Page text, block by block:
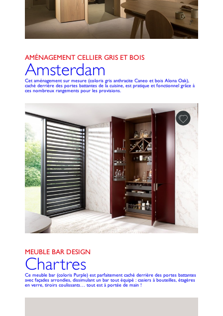
AMÉNAGEMENT CELLIER GRIS ET BOIS
Amsterdam
Cet aménagement sur mesure (coloris gris anthracite Caneo et bois Alona Oak),
caché derrière des portes battantes de la cuisine, est pratique et fonctionnel grâce à
ces nombreux rangements pour les provisions.
MEUBLE BAR DESIGN
Chartres
Ce meuble bar (coloris Purple) est parfaitement caché derrière des portes battantes
avec façades arrondies, dissimulant un bar tout équipé : casiers à bouteilles, étagères
en verre, tiroirs coulissants… tout est à portée de main !